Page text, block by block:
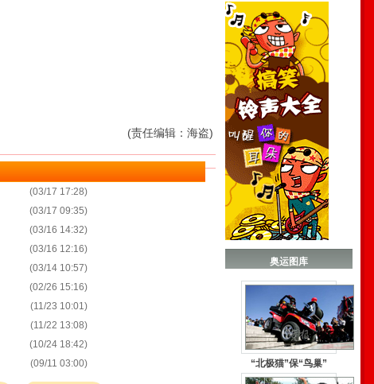
(责任编辑：海盗)
(03/17 17:28)
(03/17 09:35)
(03/16 14:32)
(03/16 12:16)
(03/14 10:57)
(02/26 15:16)
(11/23 10:01)
(11/22 13:08)
(10/24 18:42)
(09/11 03:00)
奥运图库
“北极猫”保“鸟巢”